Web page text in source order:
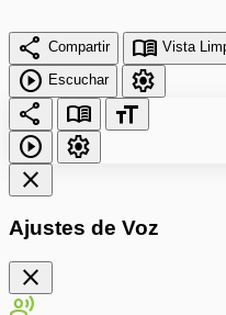
share Compartir menu_book Vista
play_circle Escuchar
settings
share
menu_book
format_size
play_circle
settings
close
Ajustes de Voz
close
record_voice_over